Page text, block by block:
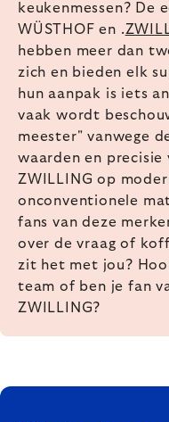
keukenmessen? De
WÜSTHOF en .
hebben meer dan
zich en bieden elk
hun aanpak is iets
vaak wordt
meester" vanwege
waarden en
ZWILLING op
onconventionele
fans van deze
over de vraag of
zit het met jou?
team of ben je fan
ZWILLING?
FOOTER